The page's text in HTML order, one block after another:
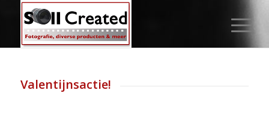
Valentijnsactie!